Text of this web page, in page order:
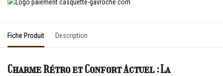
Fiche Produit Description
Charme Rétro et Confort Actuel : La